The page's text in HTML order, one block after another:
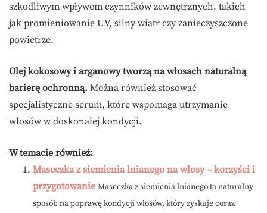
szkodliwym wpływem czynników zewnętrznych, takich
jak promieniowanie UV, silny wiatr czy zanieczyszczone
powietrze.
Olej kokosowy i arganowy tworzą na włosach naturalną
barierę ochronną. Można również stosować
specjalistyczne serum, które wspomaga utrzymanie
włosów w doskonałej kondycji.
W temacie również:
Maseczka z siemienia lnianego na włosy – korzyści i
przygotowanie Maseczka z siemienia lnianego to naturalny
sposób na poprawę kondycji włosów, który zyskuje coraz